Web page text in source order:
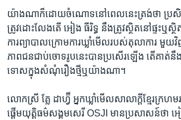
យ៉ាង​ណា​ក៏​ដោយ​ចំណោទ​នៅ​ពេល​នេះ​ត្រង់​ថា​ ប្រសិ
ត្រូវ​ដោះ​លែង​តើ​ អៀង ធីរិទ្ធ​ នឹង​ត្រូវ​ស្ថិត​នៅ​ផ្ទះ​ឬ​ស្ថិត​
ការ​ព្យាបាល​ក្រោម​ការ​ឃ្លាំ​មើល​របស់​តុលាការ​
ភាព​ជន​ជាប់​ចោទ​រូប​នេះ​បាន​ប្រសើរ​ឡើង​ តើ​គាត់​នឹ
ទោស​ក្នុង​សំណុំ​រឿង​ថ្មី​ឬ​យ៉ាង​ណា។
លោក​ស្រី​ គ្លែ ដាហ្វ៊ី​ អ្នក​ឃ្លាំ​មើល​សាលាក្ដី​ខ្មែរ​ក្រហ
ផ្ដើម​យុត្តិធម៌​សង្គម​សេរី​ OSJI​ មាន​ប្រសាសន៍​ថា​ អ